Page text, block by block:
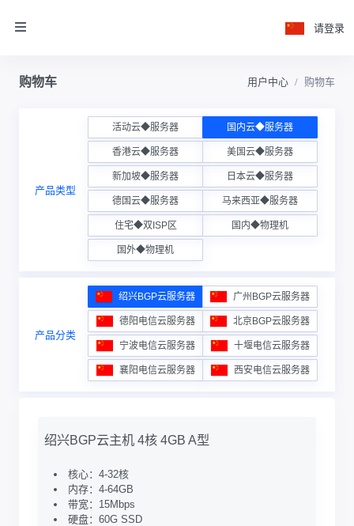
请登录
购物车 用户中心 购物车
产品类型
活动云◆服务器 国内云◆服务器
香港云◆服务器 美国云◆服务器
新加坡◆服务器 日本云◆服务器
德国云◆服务器 马来西亚◆服务器
住宅◆双ISP区 国内◆物理机
国外◆物理机
产品分类
绍兴BGP云服务器 广州BGP云服务器
德阳电信云服务器 北京BGP云服务器
宁波电信云服务器 十堰电信云服务器
襄阳电信云服务器 西安电信云服务器
绍兴BGP云主机 4核 4GB A型
核心：4-32核
内存：4-64GB
带宽：15Mbps
硬盘：60G SSD